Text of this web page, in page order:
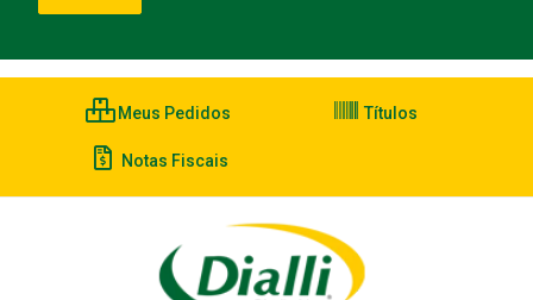
Meus Pedidos Títulos
Notas Fiscais